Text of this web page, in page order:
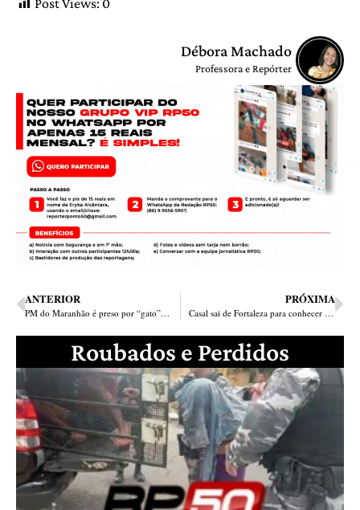
Post Views: 0
Débora Machado
Professora e Repórter
ANTERIOR
PM do Maranhão é preso por “gato” de energia e água em Teresina
PRÓXIMA
Casal sai de Fortaleza para conhecer o mirante da Ponte Estaiada e o encontra esculhambado
Roubados e Perdidos